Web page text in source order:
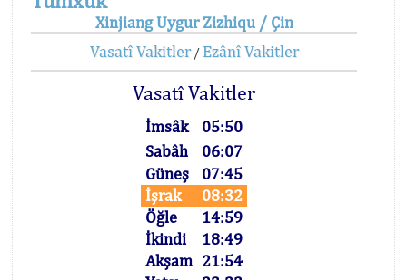
Xinjiang Uygur Zizhiqu / Çin
Vasatî Vakitler/ Ezânî Vakitler
Vasatî Vakitler
İmsâk
05:50
Sabâh
06:07
Güneş
07:45
İşrak
08:32
Öğle
14:59
İkindi
18:49
Akşam 21:54